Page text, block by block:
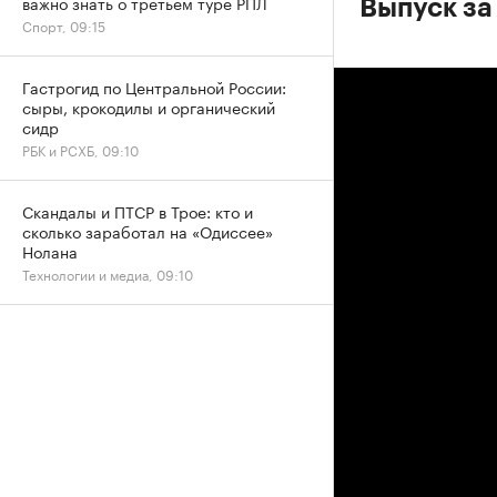
Выпуск
Спорт, 09:15
Гастрогид по Центральной России:
сыры, крокодилы и органический
сидр
РБК и РСХБ, 09:10
Скандалы и ПТСР в Трое: кто и
сколько заработал на «Одиссее»
Нолана
Технологии и медиа, 09:10